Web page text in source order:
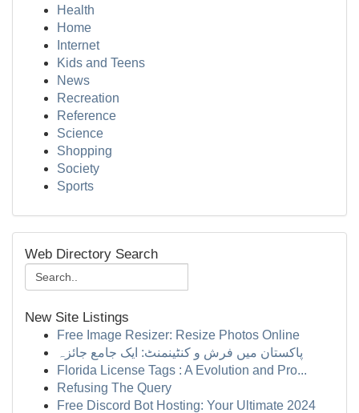
Health
Home
Internet
Kids and Teens
News
Recreation
Reference
Science
Shopping
Society
Sports
Web Directory Search
New Site Listings
Free Image Resizer: Resize Photos Online
پاکستان میں فرش و کنٹینمنٹ: ایک جامع جائزہ
Florida License Tags : A Evolution and Pro...
Refusing The Query
Free Discord Bot Hosting: Your Ultimate 2024